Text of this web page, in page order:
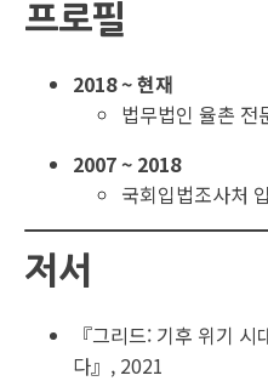
프로필
2018 ~ 현재
법무법인 율촌 전
2007 ~ 2018
국회입법조사처
저서
『그리드: 기후 위기
다』, 2021